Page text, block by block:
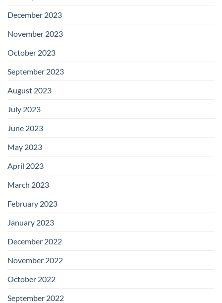
December 2023
November 2023
October 2023
September 2023
August 2023
July 2023
June 2023
May 2023
April 2023
March 2023
February 2023
January 2023
December 2022
November 2022
October 2022
September 2022